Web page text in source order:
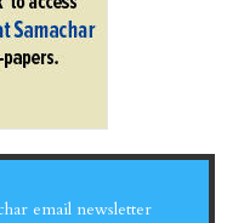
email newsletter